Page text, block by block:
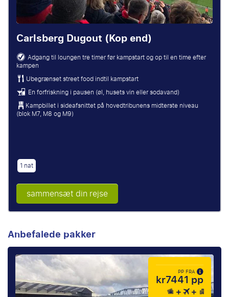
Carlsberg Dugout (Kop end)
Adgang til loungen tre timer før kampstart og op til en time efter
kampen
Ubegrænset street food indtil kampstart
En forfriskning i pausen (øl, husets vin eller sodavand)
Kampbillet i sideafsnittet på hovedtribunens midterste niveau
(blok M7, M8 og M9)
1 nat
sammensæt din rejse
Anbefalede pakker
PP FRA
kr7441 pp